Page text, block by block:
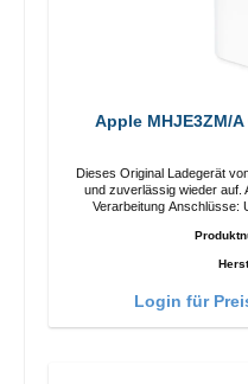
Apple MHJE3ZM/
Dieses Original Ladegerät
und zuverlässig wieder auf. Adapter Original
Login für